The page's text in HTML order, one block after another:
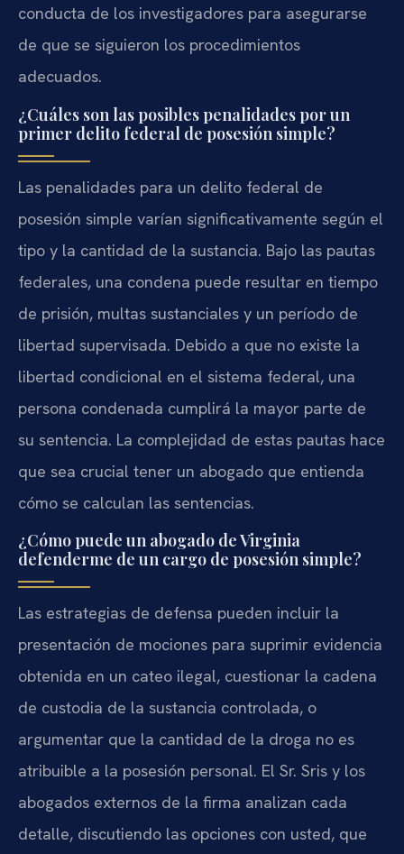
conducta de los investigadores para asegurarse
de que se siguieron los procedimientos
adecuados.
¿Cuáles son las posibles penalidades por un
primer delito federal de posesión simple?
Las penalidades para un delito federal de
posesión simple varían significativamente según el
tipo y la cantidad de la sustancia. Bajo las pautas
federales, una condena puede resultar en tiempo
de prisión, multas sustanciales y un período de
libertad supervisada. Debido a que no existe la
libertad condicional en el sistema federal, una
persona condenada cumplirá la mayor parte de
su sentencia. La complejidad de estas pautas hace
que sea crucial tener un abogado que entienda
cómo se calculan las sentencias.
¿Cómo puede un abogado de Virginia
defenderme de un cargo de posesión simple?
Las estrategias de defensa pueden incluir la
presentación de mociones para suprimir evidencia
obtenida en un cateo ilegal, cuestionar la cadena
de custodia de la sustancia controlada, o
argumentar que la cantidad de la droga no es
atribuible a la posesión personal. El Sr. Sris y los
abogados externos de la firma analizan cada
detalle, discutiendo las opciones con usted, que